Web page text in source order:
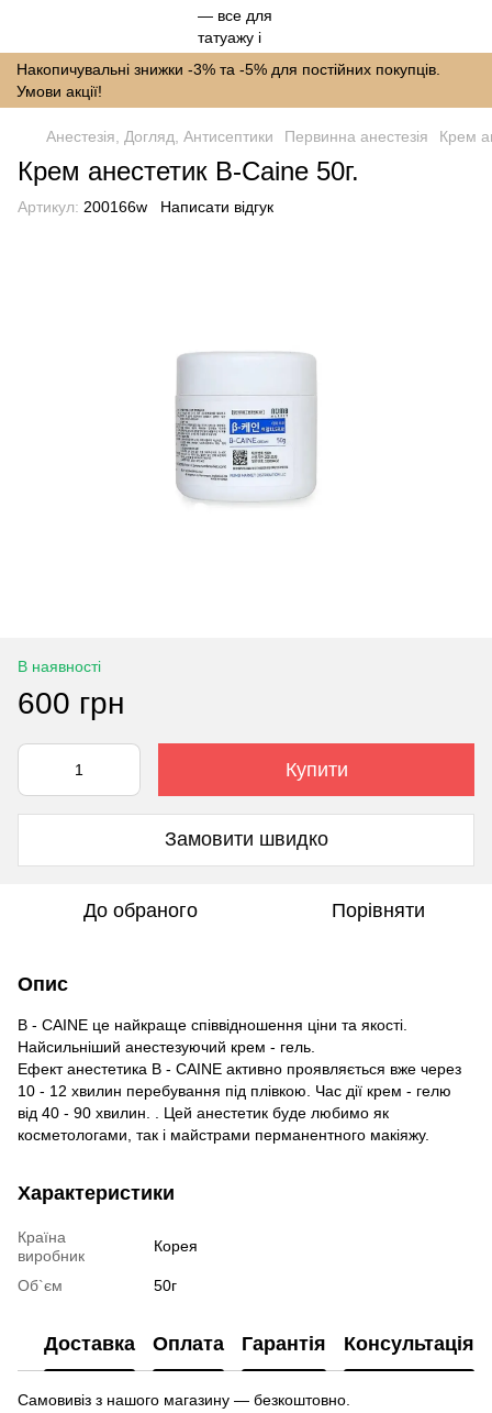
Накопичувальні знижки -3% та -5% для постійних покупців.
Умови акції!
Анестезія, Догляд, Антисептики Первинна анестезія Крем
Крем анестетик B-Caine 50г.
Артикул: 200166w Написати відгук
В наявності
600 грн
Купити
Замовити швидко
До обраного Порівняти
Опис
B - CAINE це найкраще співвідношення ціни та якості.
Найсильніший анестезуючий крем - гель.
Ефект анестетика B - CAINE активно проявляється вже через
10 - 12 хвилин перебування під плівкою. Час дії крем - гелю
від 40 - 90 хвилин. . Цей анестетик буде любимо як
косметологами, так і майстрами перманентного макіяжу.
Характеристики
Країна
виробник
Корея
Об`єм 50г
Доставка Оплата Гарантія Консультація
Самовивіз з нашого магазину — безкоштовно.